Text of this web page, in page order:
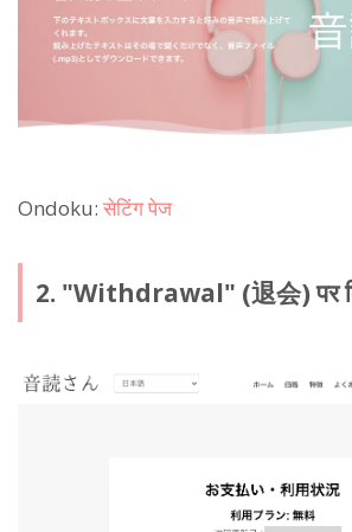
Ondoku: सेटिंग पेज
2. "Withdrawal" (退会) पर